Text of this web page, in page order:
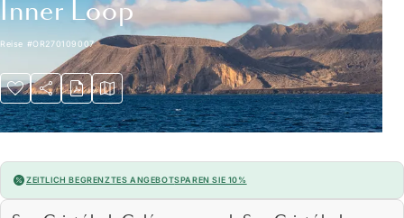
Inner Loop
Reise #OR270109007
ZEITLICH BEGRENZTES ANGEBOTSPAREN SIE 10%